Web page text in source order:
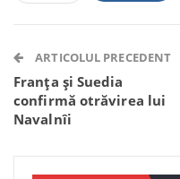
Telegram WhatsApp
ARTICOLUL PRECEDENT
Franța și Suedia
confirmă otrăvirea lui
Navalnîi